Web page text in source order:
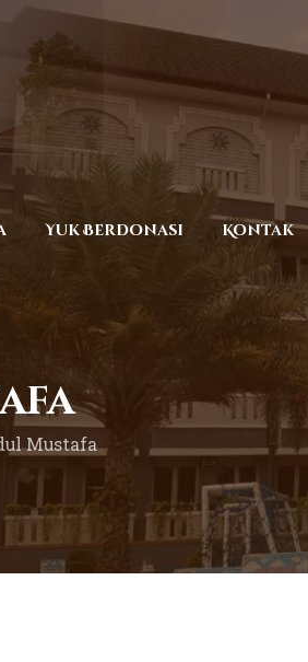
Yuk Berdonasi Kontak
Mustafa